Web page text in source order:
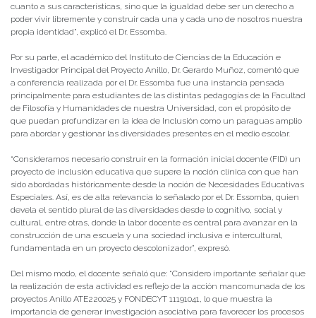
cuanto a sus características, sino que la igualdad debe ser un derecho a
poder vivir libremente y construir cada una y cada uno de nosotros nuestra
propia identidad”, explicó el Dr. Essomba.
Por su parte, el académico del Instituto de Ciencias de la Educación e
Investigador Principal del Proyecto Anillo, Dr. Gerardo Muñoz, comentó que
a conferencia realizada por el Dr. Essomba fue una instancia pensada
principalmente para estudiantes de las distintas pedagogías de la Facultad
de Filosofía y Humanidades de nuestra Universidad, con el propósito de
que puedan profundizar en la idea de Inclusión como un paraguas amplio
para abordar y gestionar las diversidades presentes en el medio escolar.
“Consideramos necesario construir en la formación inicial docente (FID) un
proyecto de inclusión educativa que supere la noción clínica con que han
sido abordadas históricamente desde la noción de Necesidades Educativas
Especiales. Así, es de alta relevancia lo señalado por el Dr. Essomba, quien
devela el sentido plural de las diversidades desde lo cognitivo, social y
cultural, entre otras, donde la labor docente es central para avanzar en la
construcción de una escuela y una sociedad inclusiva e intercultural,
fundamentada en un proyecto descolonizador”, expresó.
Del mismo modo, el docente señaló que: “Considero importante señalar que
la realización de esta actividad es reflejo de la acción mancomunada de los
proyectos Anillo ATE220025 y FONDECYT 11191041, lo que muestra la
importancia de generar investigación asociativa para favorecer los procesos